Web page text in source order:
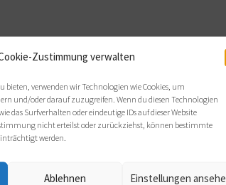
Zustimmung verwalten
bieten, verwenden wir Technologien wie Cookies, um
und/oder darauf zuzugreifen. Wenn du diesen Technologien
das Surfverhalten oder eindeutige IDs auf dieser Website
nicht erteilst oder zurückziehst, können bestimmte
werden.
Ablehnen Einstellungen
Nazareth an folgenden Terminen: Di,